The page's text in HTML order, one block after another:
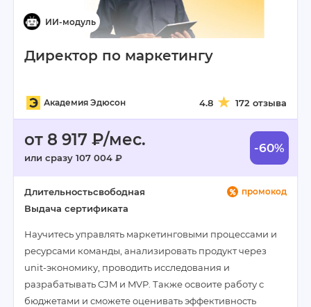
Директор по маркетингу
Академия Эдюсон 4.8 172 отзыва
от 8 917 ₽/мес.
или сразу 107 004 ₽
-60%
промокод
Длительностьсвободная
Выдача сертификата
Научитесь управлять маркетинговыми процессами и
ресурсами команды, анализировать продукт через
unit-экономику, проводить исследования и
разрабатывать CJM и MVP. Также освоите работу с
бюджетами и сможете оценивать эффективность